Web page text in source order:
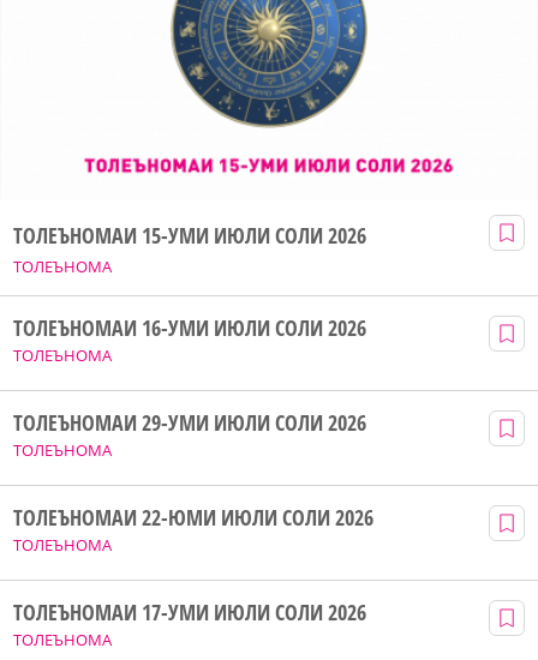
ТОЛЕЪНОМА
ТОЛЕЪНОМАИ 15-УМИ ИЮЛИ СОЛИ 2026
ТОЛЕЪНОМА
ТОЛЕЪНОМАИ 16-УМИ ИЮЛИ СОЛИ 2026
ТОЛЕЪНОМА
ТОЛЕЪНОМАИ 29-УМИ ИЮЛИ СОЛИ 2026
ТОЛЕЪНОМА
ТОЛЕЪНОМАИ 22-ЮМИ ИЮЛИ СОЛИ 2026
ТОЛЕЪНОМА
ТОЛЕЪНОМАИ 17-УМИ ИЮЛИ СОЛИ 2026